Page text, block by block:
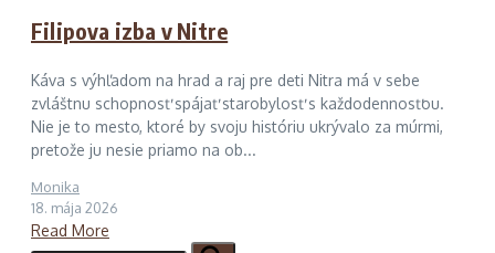
Filipova izba v Nitre
Káva s výhľadom na hrad a raj pre deti Nitra má v sebe
zvláštnu schopnosť spájať starobylosť s každodennosťou.
Nie je to mesto, ktoré by svoju históriu ukrývalo za múrmi,
pretože ju nesie priamo na ob...
Monika
18. mája 2026
Read More